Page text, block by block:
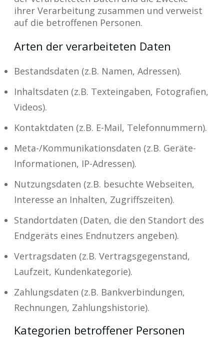
ihrer Verarbeitung zusammen und verweist
auf die betroffenen Personen.
Arten der verarbeiteten Daten
Bestandsdaten (z.B. Namen, Adressen).
Inhaltsdaten (z.B. Texteingaben, Fotografien,
Videos).
Kontaktdaten (z.B. E-Mail, Telefonnummern).
Meta-/Kommunikationsdaten (z.B. Geräte-
Informationen, IP-Adressen).
Nutzungsdaten (z.B. besuchte Webseiten,
Interesse an Inhalten, Zugriffszeiten).
Standortdaten (Daten, die den Standort des
Endgeräts eines Endnutzers angeben).
Vertragsdaten (z.B. Vertragsgegenstand,
Laufzeit, Kundenkategorie).
Zahlungsdaten (z.B. Bankverbindungen,
Rechnungen, Zahlungshistorie).
Kategorien betroffener Personen